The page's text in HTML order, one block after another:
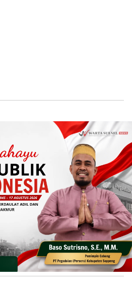
Sulsel Lantik
Daftarnya